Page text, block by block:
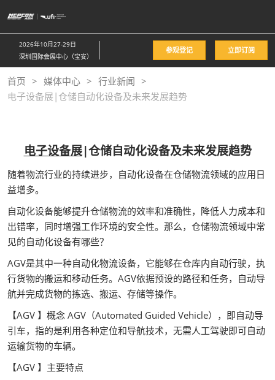
接
跳
至
内
容
2026年10月27-29日
深圳国际会展中心（宝安）
参观登记 立即订阅
首页 媒体中心
行业新闻
电子设备展|仓储自动化设备及未来发展趋势
电子设备展|仓储自动化设备及未来发展趋势
随着物流行业的持续进步，自动化设备在仓储物流领域的应用日
益增多。
自动化设备能够提升仓储物流的效率和准确性，降低人力成本和
出错率，同时增强工作环境的安全性。那么，仓储物流领域中常
见的自动化设备有哪些？
AGV是其中一种自动化物流设备，它能够在仓库内自动行驶，执
行货物的搬运和移动任务。AGV依据预设的路径和任务，自动导
航并完成货物的拣选、搬运、存储等操作。
【AGV 】概念 AGV（Automated Guided Vehicle），即自动导
引车，指的是利用各种定位和导航技术，无需人工驾驶即可自动
运输货物的车辆。
【AGV 】主要特点